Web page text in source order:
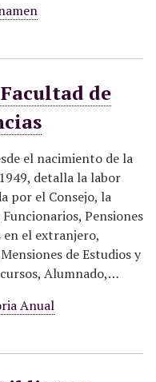
de
el nacimiento de la
detalla la labor
por el Consejo, la
Pensiones
en el extranjero,
de Estudios y
Alumnado,…
Anual